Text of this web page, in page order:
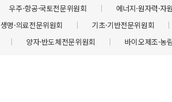
우주·항공·국토전문위원회
에너지·원자력·자
생명·의료전문위원회 기초·기반전문위원회
양자·반도체전문위원회 바이오제조·농